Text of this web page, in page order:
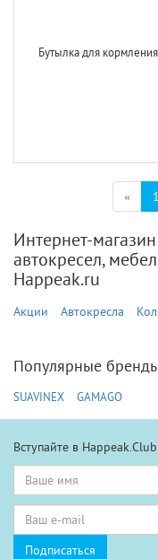
Бутылка для
« 1
Интернет-
автокресел,
Happeak.ru
Акции Автокресла
Популярные
SUAVINEX GAMAGO
Вступайте в